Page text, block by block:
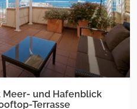
Meer- und Hafenblick
Terrasse